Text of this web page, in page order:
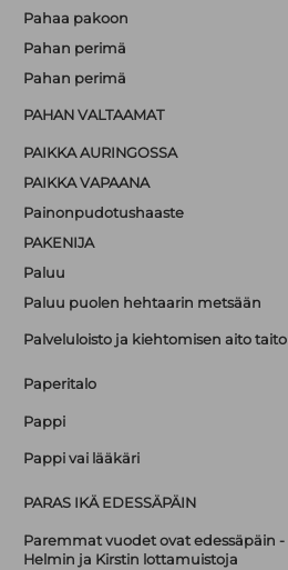
Pahaa pakoon
Pahan perimä
Pahan perimä
PAHAN VALTAAMAT
PAIKKA AURINGOSSA
PAIKKA VAPAANA
Painonpudotushaaste
PAKENIJA
Paluu
Paluu puolen hehtaarin metsään
Palveluloisto ja kiehtomisen aito taito
Paperitalo
Pappi
Pappi vai lääkäri
PARAS IKÄ EDESSÄPÄIN
Paremmat vuodet ovat edessäpäin -
Helmin ja Kirstin lottamuistoja